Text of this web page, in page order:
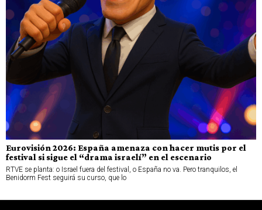
Eurovisión 2026: España amenaza con hacer mutis por el
festival si sigue el “drama israelí” en el escenario
RTVE se planta: o Israel fuera del festival, o España no va. Pero tranquilos, el
Benidorm Fest seguirá su curso, que lo